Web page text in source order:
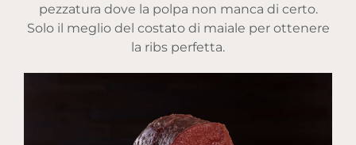
pezzatura dove la polpa non manca di certo.
Solo il meglio del costato di maiale per ottenere
la ribs perfetta.